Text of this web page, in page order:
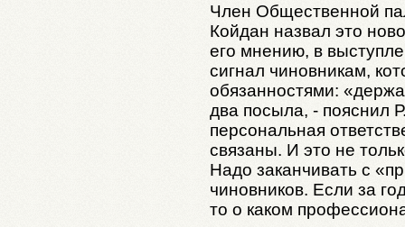
Член Общественной
Койдан назвал это
его мнению, в
сигнал чиновникам,
обязанностями:
два посыла, - пояснил
персональная
связаны. И это не
Надо заканчивать с
чиновников. Если за
то о каком